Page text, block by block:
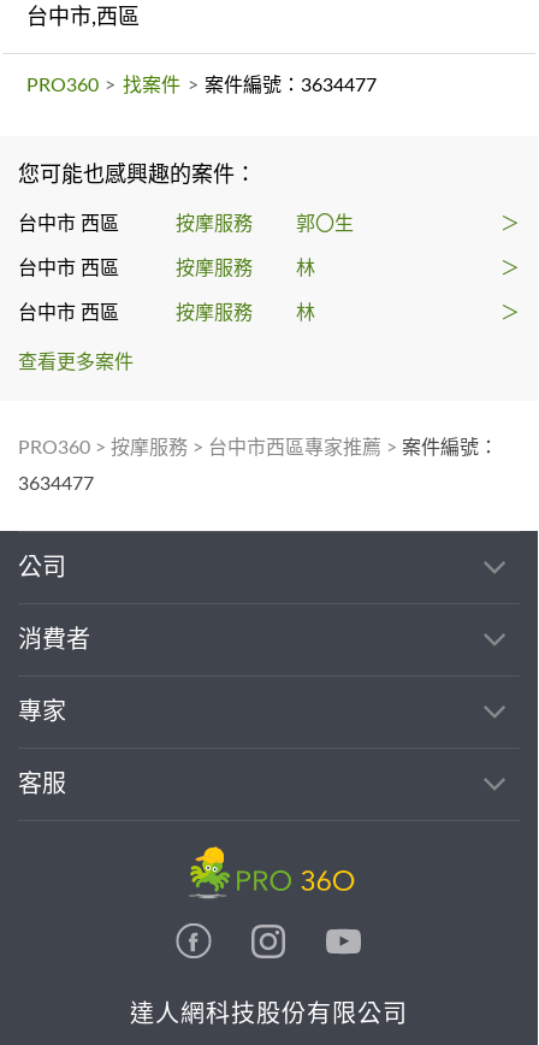
台中市,西區
PRO360 > 找案件 > 案件編號：3634477
您可能也感興趣的案件：
台中市 西區 按摩服務 郭〇生 ＞
台中市 西區 按摩服務 林 ＞
台中市 西區 按摩服務 林 ＞
查看更多案件
PRO360 > 按摩服務 > 台中市西區專家推薦 > 案件編號：
3634477
公司
消費者
專家
客服
達人網科技股份有限公司